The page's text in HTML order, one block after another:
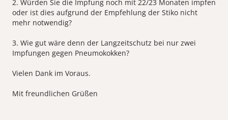
2. Würden Sie die Impfung noch mit 22/23 Monaten impfen
oder ist dies aufgrund der Empfehlung der Stiko nicht
mehr notwendig?
3. Wie gut wäre denn der Langzeitschutz bei nur zwei
Impfungen gegen Pneumokokken?
Vielen Dank im Voraus.